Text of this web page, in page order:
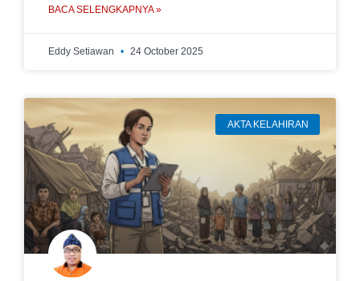
BACA SELENGKAPNYA »
Eddy Setiawan 24 October 2025
AKTA KELAHIRAN